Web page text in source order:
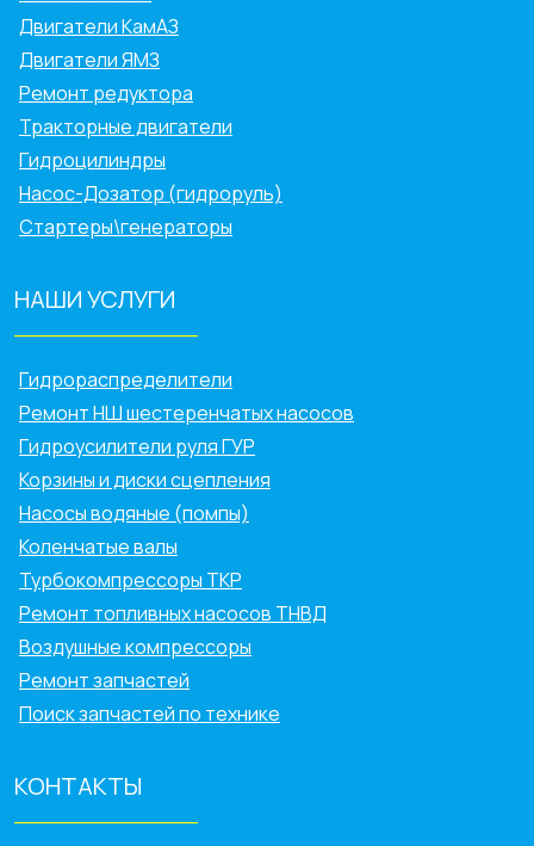
Двигатели КамАЗ
Двигатели ЯМЗ
Ремонт редуктора
Тракторные двигатели
Гидроцилиндры
Насос-Дозатор (гидроруль)
Стартеры\генераторы
НАШИ УСЛУГИ
Гидрораспределители
Ремонт НШ шестеренчатых насосов
Гидроусилители руля ГУР
Корзины и диски сцепления
Насосы водяные (помпы)
Коленчатые валы
Турбокомпрессоры ТКР
Ремонт топливных насосов ТНВД
Воздушные компрессоры
Ремонт запчастей
Поиск запчастей по технике
КОНТАКТЫ